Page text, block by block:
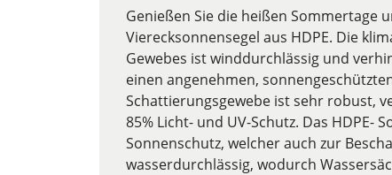
Genießen Sie die heißen Sommertage
Vierecksonnensegel aus HDPE. Die
Gewebes ist winddurchlässig und
einen angenehmen,
Schattierungsgewebe ist sehr robust,
85% Licht- und UV-Schutz. Das HDPE-
Sonnenschutz, welcher auch zur
wasserdurchlässig, wodurch